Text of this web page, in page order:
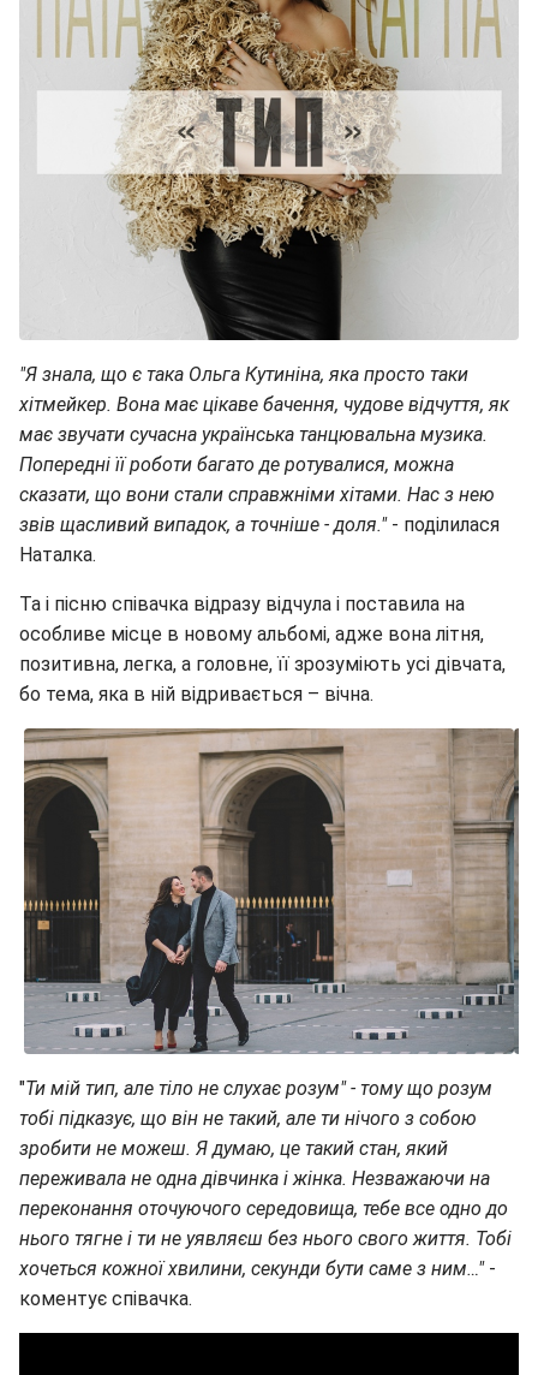
"Я знала, що є така Ольга Кутиніна, яка просто таки
хітмейкер. Вона має цікаве бачення, чудове відчуття, як
має звучати сучасна українська танцювальна музика.
Попередні її роботи багато де ротувалися, можна
сказати, що вони стали справжніми хітами. Нас з нею
звів щасливий випадок, а точніше - доля."- поділилася
Наталка.
Та і пісню співачка відразу відчула і поставила на
особливе місце в новому альбомі, адже вона літня,
позитивна, легка, а головне, її зрозуміють усі дівчата,
бо тема, яка в ній відривається – вічна.
"Ти мій тип, але тіло не слухає розум" - тому що розум
тобі підказує, що він не такий, але ти нічого з собою
зробити не можеш. Я думаю, це такий стан, який
переживала не одна дівчинка і жінка. Незважаючи на
переконання оточуючого середовища, тебе все одно до
нього тягне і ти не уявляєш без нього свого життя. Тобі
хочеться кожної хвилини, секунди бути саме з ним…" -
коментує співачка.